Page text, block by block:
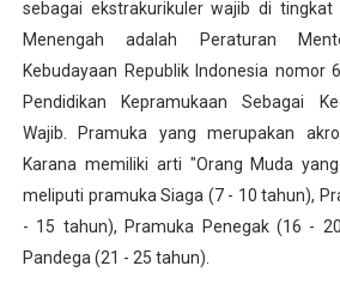
Berenang Dalam Aquarium
Diseminasi Disiplin Positif
Asam Potong Obat Batuk
Tips Berani Memulai Menulis
SMP Negeri 12 Lhokseumawe
sebagai ekstrakurikuler wajib di tingkat
Menengah adalah Peraturan
Kebudayaan Republik Indonesia nomor
Pendidikan Kepramukaan Sebagai
Wajib. Pramuka yang merupakan
Karana memiliki arti "Orang Muda
meliputi pramuka Siaga (7 - 10 tahun),
- 15 tahun), Pramuka Penegak (16 -
Pandega (21 - 25 tahun).